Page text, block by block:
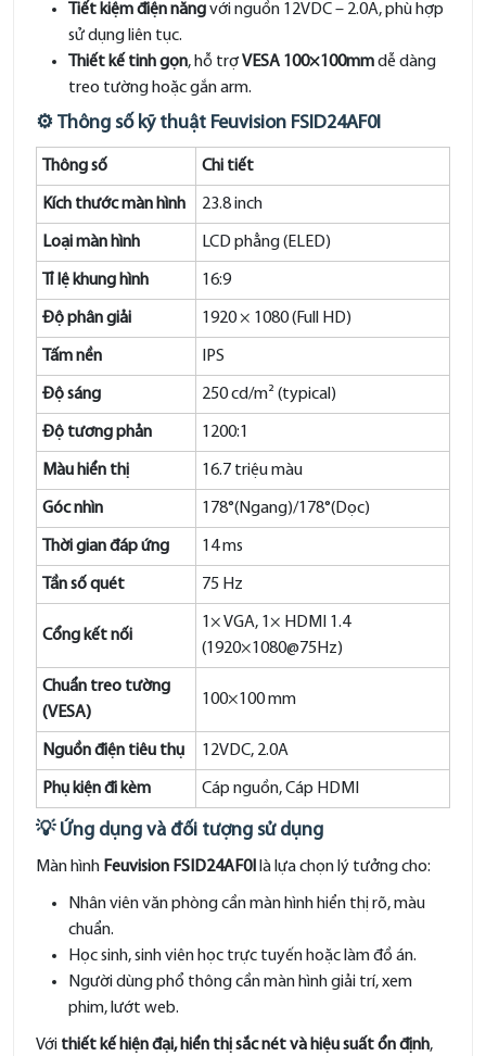
Tiết kiệm điện năngvới nguồn 12VDC – 2.0A, phù hợp
sử dụng liên tục.
Thiết kế tinh gọn, hỗ trợVESA 100×100mmdễ dàng
treo tường hoặc gắn arm.
⚙️ Thông số kỹ thuật Feuvision FSID24AF0I
Thông số Chi tiết
Kích thước màn hình 23.8 inch
Loại màn hình LCD phẳng (ELED)
Tỉ lệ khung hình 16:9
Độ phân giải 1920 × 1080 (Full HD)
Tấm nền IPS
Độ sáng 250 cd/m² (typical)
Độ tương phản 1200:1
Màu hiển thị 16.7 triệu màu
Góc nhìn 178°(Ngang)/178°(Dọc)
Thời gian đáp ứng 14 ms
Tần số quét 75 Hz
Cổng kết nối
1× VGA, 1× HDMI 1.4
(1920×1080@75Hz)
Chuẩn treo tường
(VESA)
100×100 mm
Nguồn điện tiêu thụ 12VDC, 2.0A
Phụ kiện đi kèm Cáp nguồn, Cáp HDMI
💡 Ứng dụng và đối tượng sử dụng
Màn hình Feuvision FSID24AF0I là lựa chọn lý tưởng cho:
Nhân viên văn phòng cần màn hình hiển thị rõ, màu
chuẩn.
Học sinh, sinh viên học trực tuyến hoặc làm đồ án.
Người dùng phổ thông cần màn hình giải trí, xem
phim, lướt web.
Với thiết kế hiện đại, hiển thị sắc nét và hiệu suất ổn định,